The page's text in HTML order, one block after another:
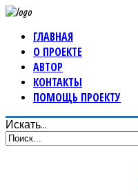
ГЛАВНАЯ
О ПРОЕКТЕ
АВТОР
КОНТАКТЫ
ПОМОЩЬ ПРОЕКТУ
Искать...